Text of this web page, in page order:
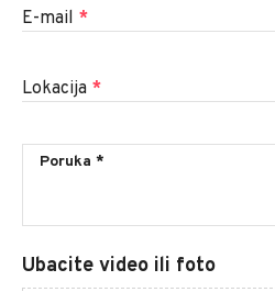
E-mail *
Lokacija *
Ubacite video ili foto